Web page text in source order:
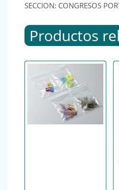
SECCION: CONGRESOS
Productos